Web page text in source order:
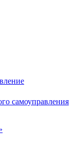
самоуправления